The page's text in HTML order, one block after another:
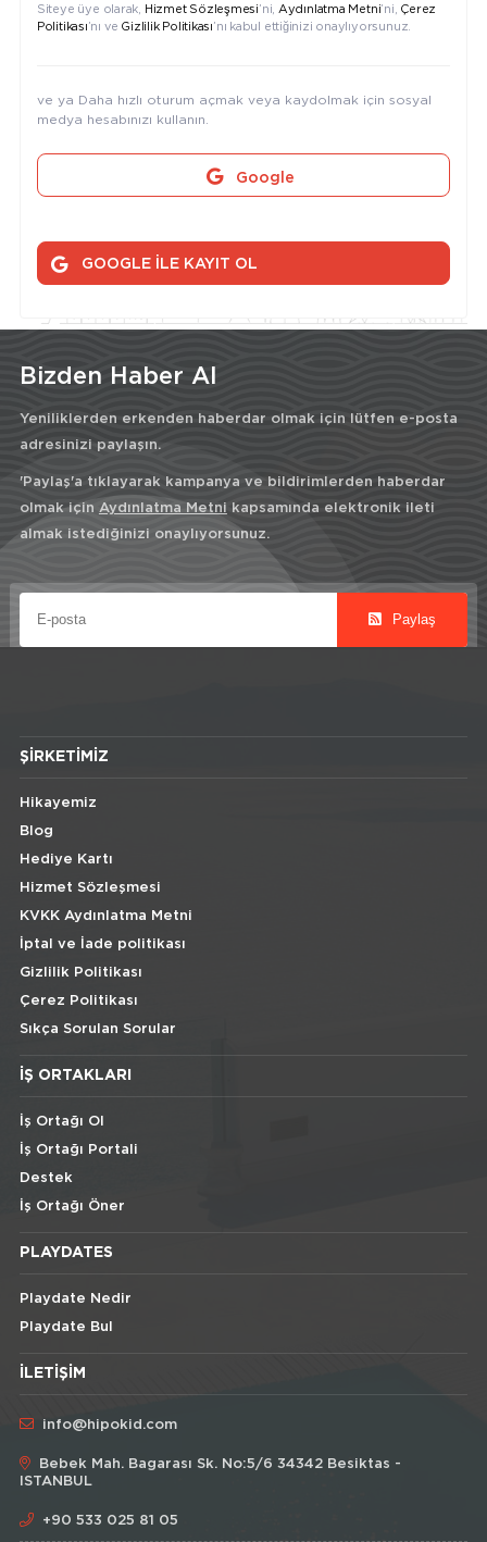
Siteye üye olarak, Hizmet Sözleşmesi’ni, Aydınlatma Metni’ni, Çerez
Politikası’nı ve Gizlilik Politikası’nı kabul ettiğinizi onaylıyorsunuz.
ve ya Daha hızlı oturum açmak veya kaydolmak için sosyal
medya hesabınızı kullanın.
Google
GOOGLE İLE KAYIT OL
Bizden Haber Al
Yeniliklerden erkenden haberdar olmak için lütfen e-posta
adresinizi paylaşın.
'Paylaş'a tıklayarak kampanya ve bildirimlerden haberdar
olmak için Aydınlatma Metni kapsamında elektronik ileti
almak istediğinizi onaylıyorsunuz.
Paylaş
ŞIRKETIMIZ
Hikayemiz
Blog
Hediye Kartı
Hizmet Sözleşmesi
KVKK Aydınlatma Metni
İptal ve İade politikası
Gizlilik Politikası
Çerez Politikası
Sıkça Sorulan Sorular
İŞ ORTAKLARI
İş Ortağı Ol
İş Ortağı Portali
Destek
İş Ortağı Öner
PLAYDATES
Playdate Nedir
Playdate Bul
İLETIŞIM
info@hipokid.com
Bebek Mah. Bagarası Sk. No:5/6 34342 Besiktas -
ISTANBUL
+90 533 025 81 05